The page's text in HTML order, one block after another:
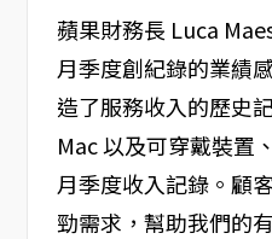
蘋果財務長 Luca
月季度創紀錄的業績
造了服務收入的歷史
Mac 以及可穿戴裝置
月季度收入記錄。顧
勁需求，幫助我們的